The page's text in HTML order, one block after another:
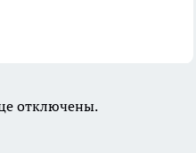
отключены.